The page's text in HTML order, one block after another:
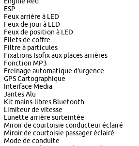
ESP
Feux arrière à LED
Feux de jour à LED
Feux de position à LED
Filets de coffre
Filtre à particules
Fixations Isofix aux places arrières
Fonction MP3
Freinage automatique d’urgence
GPS Cartographique
Interface Media
Jantes Alu
Kit mains-libres Bluetooth
Limiteur de vitesse
Lunette arrière surteintée
Miroir de courtoisie conducteur éclairé
Miroir de courtoisie passager éclairé
Mode de conduite